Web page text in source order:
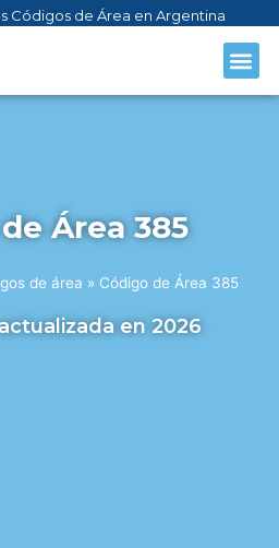
Códigos de Área en Argentina
Área 385
de área » Código de Área 385
en 2026